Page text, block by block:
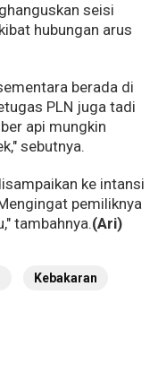
seisi
hubungan arus
berada di
PLN juga tadi
api mungkin
sebutnya.
ke intansi
pemiliknya
tambahnya.(Ari)
Kebakaran